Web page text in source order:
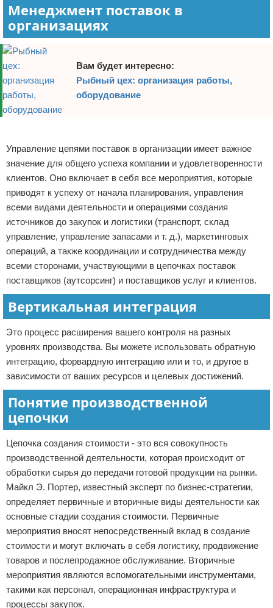
Менеджмент поставок в
организациях
Вам будет интересно:
Рыбный цех: организация работы,
оборудование
Управление цепями поставок в организации имеет важное
значение для общего успеха компании и удовлетворенности
клиентов. Оно включает в себя все мероприятия, которые
приводят к успеху от начала планирования, управления
всеми видами деятельности и операциями создания
источников до закупок и логистики (транспорт, склад
управление, управление запасами и т. д.), маркетинговых
операций, а также координации и сотрудничества между
всеми сторонами, участвующими в цепочках поставок
поставщиков (аутсорсинг) и поставщиков услуг и клиентов.
Вертикальная интеграция
Это процесс расширения вашего контроля на разных
уровнях производства. Вы можете использовать обратную
интеграцию, форвардную интеграцию или и то, и другое в
зависимости от ваших ресурсов и целевых достижений.
Понятие производственной
цепочки
Цепочка создания стоимости - это вся совокупность
производственной деятельности, которая происходит от
обработки сырья до передачи готовой продукции на рынки.
Майкл Э. Портер, известный эксперт по бизнес-стратегии,
определяет первичные и вторичные виды деятельности как
основные стадии создания стоимости. Первичные
мероприятия вносят непосредственный вклад в создание
стоимости и могут включать в себя логистику, продвижение
товаров и послепродажное обслуживание. Вторичные
мероприятия являются вспомогательными инструментами,
такими как персонал, операционная инфраструктура и
процессы закупок.